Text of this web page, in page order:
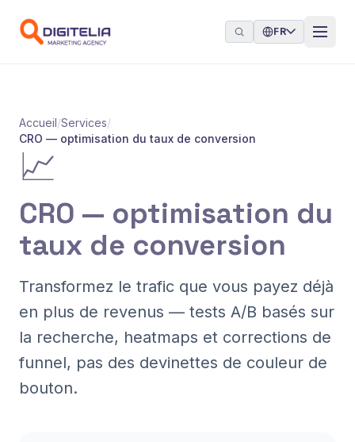
FR
Accueil/Services/
CRO — optimisation du taux de conversion
📈
CRO — optimisation du
taux de conversion
Transformez le trafic que vous payez déjà
en plus de revenus — tests A/B basés sur
la recherche, heatmaps et corrections de
funnel, pas des devinettes de couleur de
bouton.